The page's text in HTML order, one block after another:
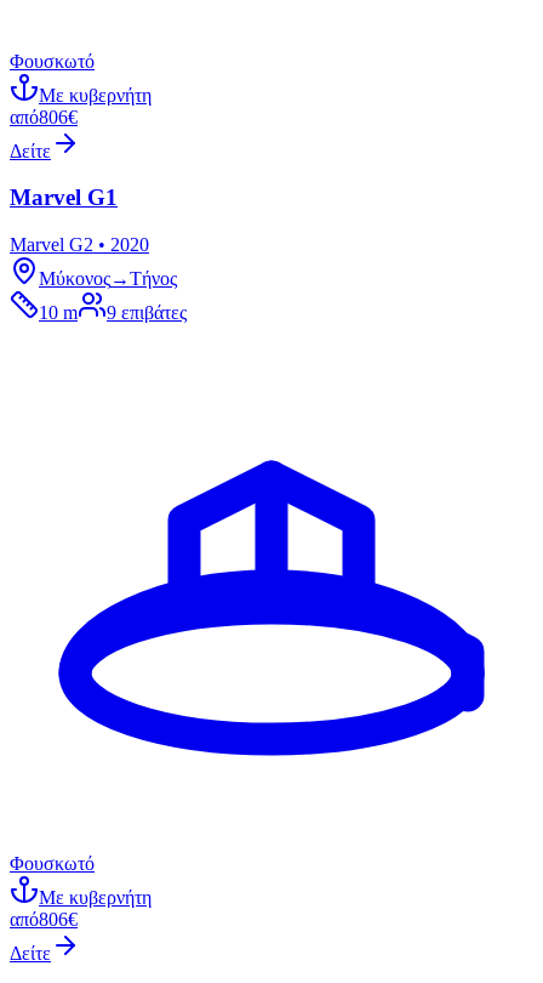
Φουσκωτό
Με κυβερνήτη
από806€
Δείτε
Marvel G1
Marvel G2 • 2020
Μύκονος→Τήνος
10 m
9 επιβάτες
Φουσκωτό
Με κυβερνήτη
από806€
Δείτε